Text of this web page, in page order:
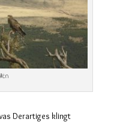
Derartiges klingt